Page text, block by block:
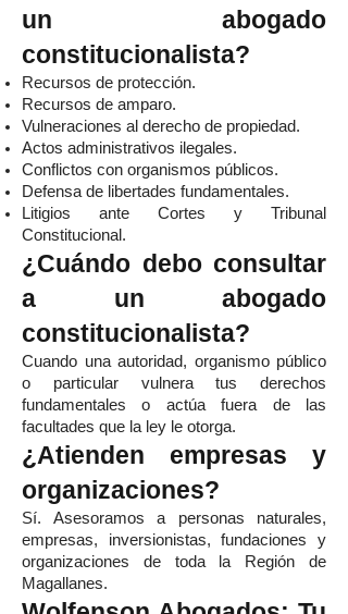
un abogado
constitucionalista?
Recursos de protección.
Recursos de amparo.
Vulneraciones al derecho de propiedad.
Actos administrativos ilegales.
Conflictos con organismos públicos.
Defensa de libertades fundamentales.
Litigios ante Cortes y Tribunal
Constitucional.
¿Cuándo debo consultar
a un abogado
constitucionalista?
Cuando una autoridad, organismo público
o particular vulnera tus derechos
fundamentales o actúa fuera de las
facultades que la ley le otorga.
¿Atienden empresas y
organizaciones?
Sí. Asesoramos a personas naturales,
empresas, inversionistas, fundaciones y
organizaciones de toda la Región de
Magallanes.